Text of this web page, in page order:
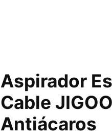
Aspirador
Cable
Antiácaros